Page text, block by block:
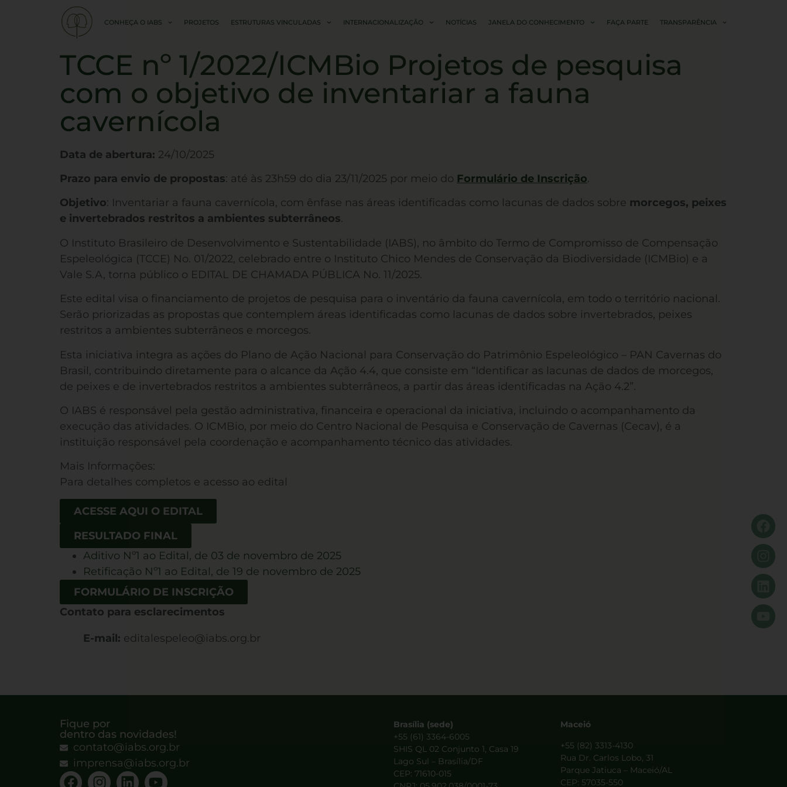
CONHEÇA O IABS PROJETOS ESTRUTURAS VINCULADAS INTERNACIONALIZAÇÃO NOTÍCIAS JANELA DO CONHECIMENTO FAÇA PARTE TRANSPARÊNCIA
TCCE nº 1/2022/ICMBio Projetos de pesquisa
com o objetivo de inventariar a fauna
cavernícola
Data de abertura: 24/10/2025
Prazo para envio de propostas: até às 23h59 do dia 23/11/2025 por meio do Formulário de Inscrição.
Objetivo: Inventariar a fauna cavernícola, com ênfase nas áreas identificadas como lacunas de dados sobre morcegos, peixes
e invertebrados restritos a ambientes subterrâneos.
O Instituto Brasileiro de Desenvolvimento e Sustentabilidade (IABS), no âmbito do Termo de Compromisso de Compensação
Espeleológica (TCCE) No. 01/2022, celebrado entre o Instituto Chico Mendes de Conservação da Biodiversidade (ICMBio) e a
Vale S.A, torna público o EDITAL DE CHAMADA PÚBLICA No. 11/2025.
Este edital visa o financiamento de projetos de pesquisa para o inventário da fauna cavernícola, em todo o território nacional.
Serão priorizadas as propostas que contemplem áreas identificadas como lacunas de dados sobre invertebrados, peixes
restritos a ambientes subterrâneos e morcegos.
Esta iniciativa integra as ações do Plano de Ação Nacional para Conservação do Patrimônio Espeleológico – PAN Cavernas do
Brasil, contribuindo diretamente para o alcance da Ação 4.4, que consiste em “Identificar as lacunas de dados de morcegos,
de peixes e de invertebrados restritos a ambientes subterrâneos, a partir das áreas identificadas na Ação 4.2”.
O IABS é responsável pela gestão administrativa, financeira e operacional da iniciativa, incluindo o acompanhamento da
execução das atividades. O ICMBio, por meio do Centro Nacional de Pesquisa e Conservação de Cavernas (Cecav), é a
instituição responsável pela coordenação e acompanhamento técnico das atividades.
Mais Informações:
Para detalhes completos e acesso ao edital
ACESSE AQUI O EDITAL
RESULTADO FINAL
Aditivo Nº1 ao Edital, de 03 de novembro de 2025
Retificação Nº1 ao Edital, de 19 de novembro de 2025
FORMULÁRIO DE INSCRIÇÃO
Contato para esclarecimentos
E-mail: editalespeleo@iabs.org.br
Fique por
dentro das novidades!
contato@iabs.org.br
imprensa@iabs.org.br
Brasília (sede)
+55 (61) 3364-6005
SHIS QL 02 Conjunto 1, Casa 19
Lago Sul – Brasília/DF
CEP: 71610-015
Maceió
+55 (82) 3313-4130
Rua Dr. Carlos Lobo, 31
Parque Jatiuca – Maceió/AL
CEP: 57035-550